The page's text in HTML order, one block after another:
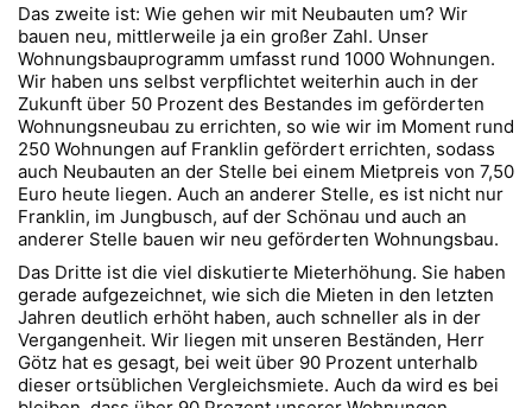
Das zweite ist: Wie gehen wir mit Neubauten um? Wir
bauen neu, mittlerweile ja ein großer Zahl. Unser
Wohnungsbauprogramm umfasst rund 1000 Wohnungen.
Wir haben uns selbst verpflichtet weiterhin auch in der
Zukunft über 50 Prozent des Bestandes im geförderten
Wohnungsneubau zu errichten, so wie wir im Moment rund
250 Wohnungen auf Franklin gefördert errichten, sodass
auch Neubauten an der Stelle bei einem Mietpreis von 7,50
Euro heute liegen. Auch an anderer Stelle, es ist nicht nur
Franklin, im Jungbusch, auf der Schönau und auch an
anderer Stelle bauen wir neu geförderten Wohnungsbau.
Das Dritte ist die viel diskutierte Mieterhöhung. Sie haben
gerade aufgezeichnet, wie sich die Mieten in den letzten
Jahren deutlich erhöht haben, auch schneller als in der
Vergangenheit. Wir liegen mit unseren Beständen, Herr
Götz hat es gesagt, bei weit über 90 Prozent unterhalb
dieser ortsüblichen Vergleichsmiete. Auch da wird es bei